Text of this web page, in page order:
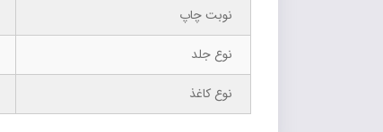
نوبت چاپ
نوع جلد
نوع کاغذ